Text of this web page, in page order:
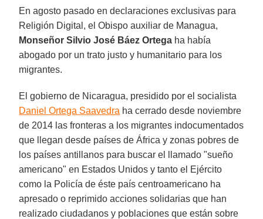
En agosto pasado en declaraciones exclusivas para
Religión Digital, el Obispo auxiliar de Managua,
Monseñor Silvio José Báez Ortega ha había
abogado por un trato justo y humanitario para los
migrantes.
El gobierno de Nicaragua, presidido por el socialista
Daniel Ortega Saavedra ha cerrado desde noviembre
de 2014 las fronteras a los migrantes indocumentados
que llegan desde países de África y zonas pobres de
los países antillanos para buscar el llamado "sueño
americano" en Estados Unidos y tanto el Ejército
como la Policía de éste país centroamericano ha
apresado o reprimido acciones solidarias que han
realizado ciudadanos y poblaciones que están sobre